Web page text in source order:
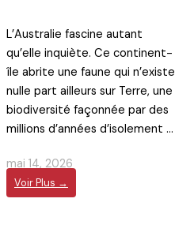
L’Australie fascine autant
qu’elle inquiète. Ce continent-
île abrite une faune qui n’existe
nulle part ailleurs sur Terre, une
biodiversité façonnée par des
millions d’années d’isolement ...
mai 14, 2026
Voir Plus →